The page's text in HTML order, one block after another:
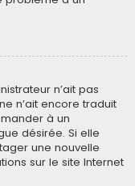
n’ait pas
n’ait encore traduit
à un
désirée. Si elle
une nouvelle
sur le site Internet